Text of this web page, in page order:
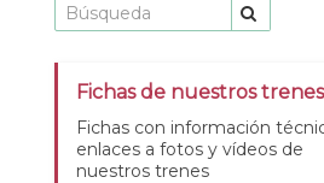
Fichas de nuestros trenes
Fichas con información
enlaces a fotos y vídeos de
nuestros trenes